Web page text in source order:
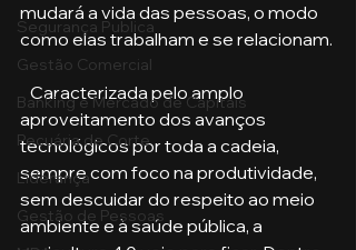
Segurança Publica
Gestão Comercial
Banking e Mercado de Capitais
Pecuária de Corte
Liderança
Gestão de Pessoas
mudará a vida das pessoas, o modo
como elas trabalham e se relacionam.
   Caracterizada pelo amplo
aproveitamento dos avanços
tecnológicos por toda a cadeia,
sempre com foco na produtividade,
sem descuidar do respeito ao meio
ambiente e à saúde pública, a